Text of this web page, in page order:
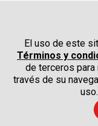
El uso de este
Términos y
de terceros para
través de su
uso.